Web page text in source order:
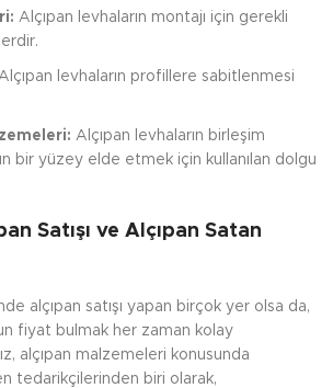
Alçıpan levhaların montajı için gerekli
levhaların profillere sabitlenmesi
Alçıpan levhaların birleşim
bir yüzey elde etmek için kullanılan dolgu
Satışı ve Alçıpan Satan
alçıpan satışı yapan birçok yer olsa da,
fiyat bulmak her zaman kolay
alçıpan malzemeleri konusunda
tedarikçilerinden biri olarak,